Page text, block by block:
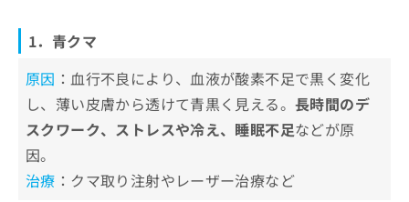
1．青クマ
原因 ：血行不良により、血液が酸素不足で黒く変化
し、薄い皮膚から透けて青黒く見える。長時間のデ
スクワーク、ストレスや冷え、睡眠不足などが原
因。
治療 ：クマ取り注射やレーザー治療など